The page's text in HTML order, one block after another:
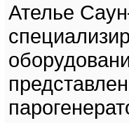
Ателье